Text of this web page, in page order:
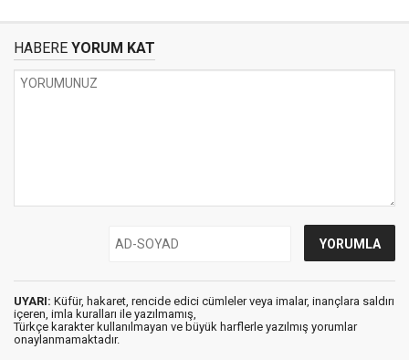
HABERE YORUM KAT
UYARI: Küfür, hakaret, rencide edici cümleler veya imalar, inançlara saldırı
içeren, imla kuralları ile yazılmamış,
Türkçe karakter kullanılmayan ve büyük harflerle yazılmış yorumlar
onaylanmamaktadır.